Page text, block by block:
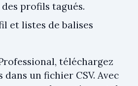
profils tagués.
et listes de balises
téléchargez
un fichier CSV. Avec